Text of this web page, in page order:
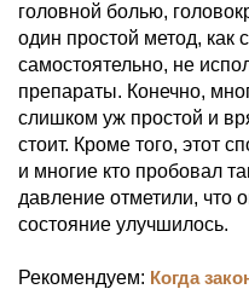
головной болью,
один простой метод, как
самостоятельно, не
препараты. Конечно,
слишком уж простой и
стоит. Кроме того, этот
и многие кто пробовал
давление отметили, что
состояние улучшилось.
Рекомендуем: Когда